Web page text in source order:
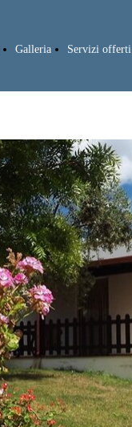
Galleria Servizi offerti